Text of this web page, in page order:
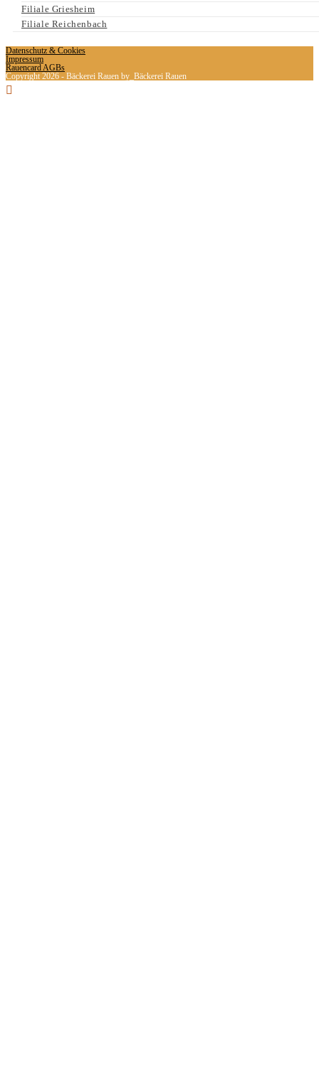
Filiale Griesheim
Filiale Reichenbach
Datenschutz & Cookies
Impressum
Rauencard AGBs
Copyright 2026 - Bäckerei Rauen by_Bäckerei Rauen